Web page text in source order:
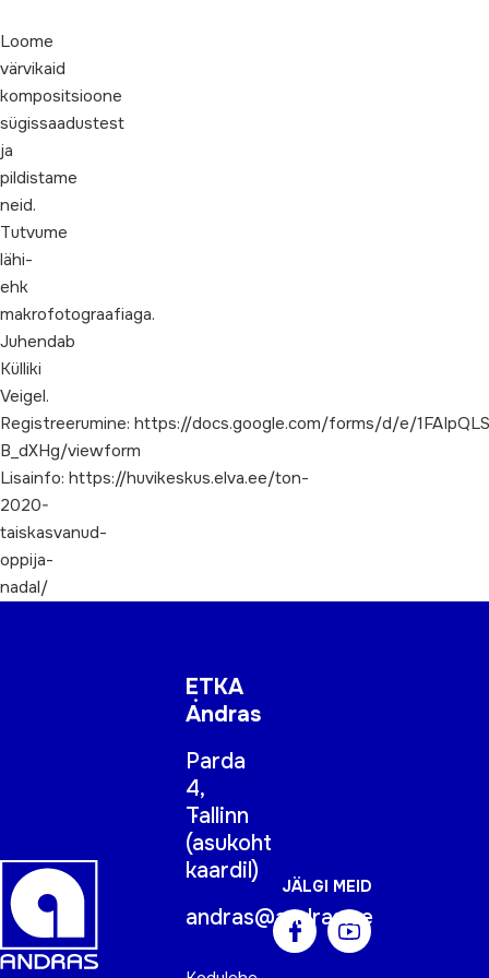
Loome
värvikaid
kompositsioone
sügissaadustest
ja
pildistame
neid.
Tutvume
lähi-
ehk
makrofotograafiaga.
Juhendab
Külliki
Veigel.
Registreerumine: https://docs.google.com/forms/d/e/
B_dXHg/viewform
Lisainfo: https://huvikeskus.elva.ee/ton-
2020-
taiskasvanud-
oppija-
nadal/
ETKA
Andras
Parda
4,
Tallinn
(asukoht
kaardil)
andras@andras.ee
JÄLGI MEID